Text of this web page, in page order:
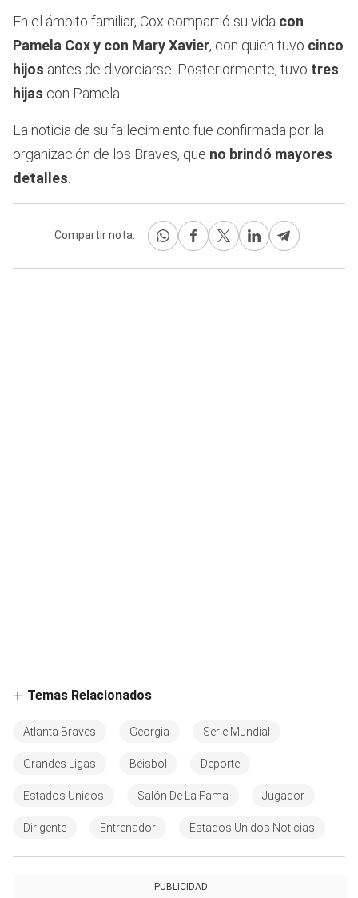
En el ámbito familiar, Cox compartió su vida con
Pamela Cox y con Mary Xavier, con quien tuvo cinco
hijos antes de divorciarse. Posteriormente, tuvo tres
hijas con Pamela.
La noticia de su fallecimiento fue confirmada por la
organización de los Braves, que no brindó mayores
detalles
Compartir nota:
Temas Relacionados
Atlanta Braves Georgia Serie Mundial
Grandes Ligas Béisbol Deporte
Estados Unidos Salón De La Fama Jugador
Dirigente Entrenador Estados Unidos Noticias
PUBLICIDAD